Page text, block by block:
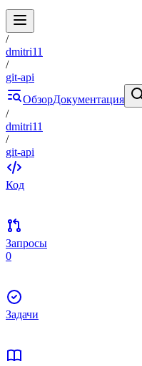
/
dmitri11
/
git-api
ОбзорДокументация
/
dmitri11
/
git-api
Код
Запросы
0
Задачи